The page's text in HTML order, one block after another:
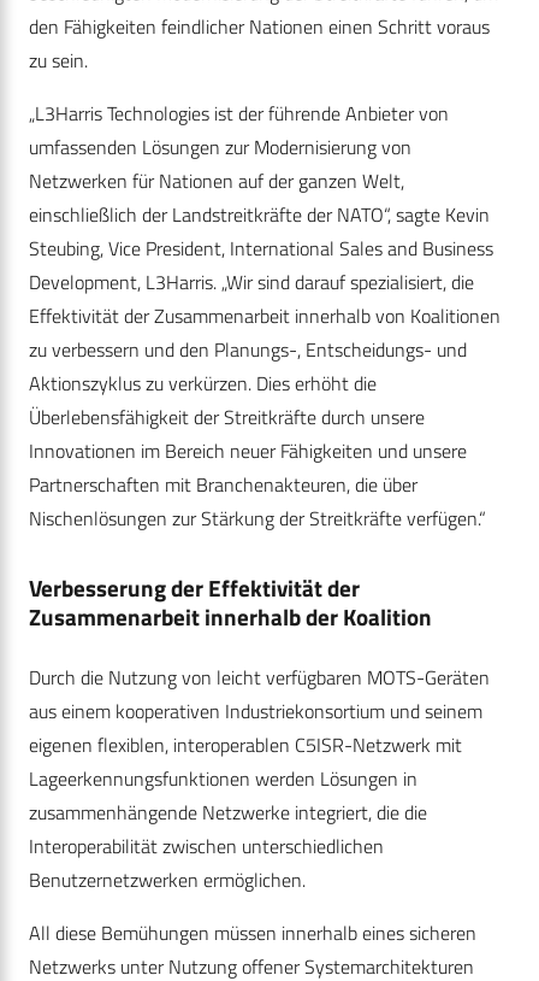
den Fähigkeiten feindlicher Nationen einen Schritt voraus
zu sein.
„L3Harris Technologies ist der führende Anbieter von
umfassenden Lösungen zur Modernisierung von
Netzwerken für Nationen auf der ganzen Welt,
einschließlich der Landstreitkräfte der NATO“, sagte Kevin
Steubing, Vice President, International Sales and Business
Development, L3Harris. „Wir sind darauf spezialisiert, die
Effektivität der Zusammenarbeit innerhalb von Koalitionen
zu verbessern und den Planungs-, Entscheidungs- und
Aktionszyklus zu verkürzen. Dies erhöht die
Überlebensfähigkeit der Streitkräfte durch unsere
Innovationen im Bereich neuer Fähigkeiten und unsere
Partnerschaften mit Branchenakteuren, die über
Nischenlösungen zur Stärkung der Streitkräfte verfügen.“
Verbesserung der Effektivität der
Zusammenarbeit innerhalb der Koalition
Durch die Nutzung von leicht verfügbaren MOTS-Geräten
aus einem kooperativen Industriekonsortium und seinem
eigenen flexiblen, interoperablen C5ISR-Netzwerk mit
Lageerkennungsfunktionen werden Lösungen in
zusammenhängende Netzwerke integriert, die die
Interoperabilität zwischen unterschiedlichen
Benutzernetzwerken ermöglichen.
All diese Bemühungen müssen innerhalb eines sicheren
Netzwerks unter Nutzung offener Systemarchitekturen